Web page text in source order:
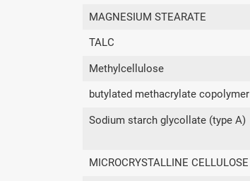
MAGNESIUM STEARATE
TALC
Methylcellulose
butylated methacrylate copolymer
Sodium starch glycollate (type A)
MICROCRYSTALLINE CELLULOSE